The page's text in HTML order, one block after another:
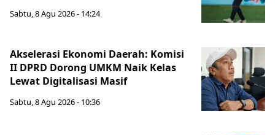
Sabtu, 8 Agu 2026 - 14:24
Akselerasi Ekonomi Daerah: Komisi
II DPRD Dorong UMKM Naik Kelas
Lewat Digitalisasi Masif
Sabtu, 8 Agu 2026 - 10:36